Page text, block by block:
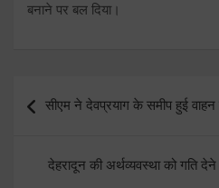
बनाने पर बल दिया।
navigation
सीएम ने देवप्रयाग के समीप हुई
देहरादून की अर्थव्यवस्था को गति देने